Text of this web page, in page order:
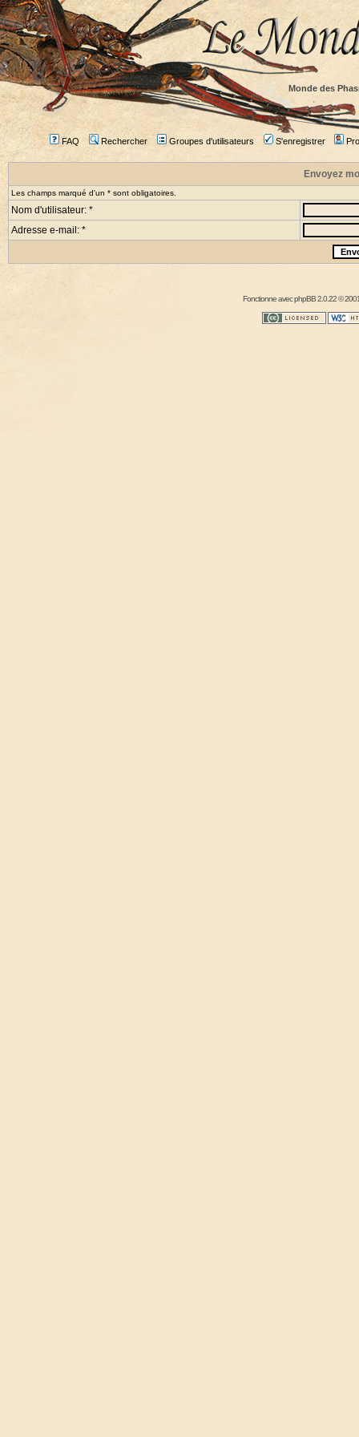
Monde des
FAQ Rechercher Groupes d'utilisateurs S'enregistrer
Envoyez
Les champs marqué d'un * sont obligatoires.
Nom d'utilisateur: *
Adresse e-mail: *
Fonctionne avecphpBB2.0.22 ©